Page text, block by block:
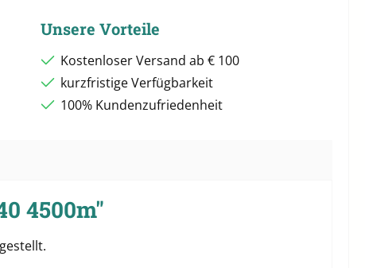
Unsere Vorteile
Kostenloser Versand ab € 100
kurzfristige Verfügbarkeit
100% Kundenzufriedenheit
4500m"